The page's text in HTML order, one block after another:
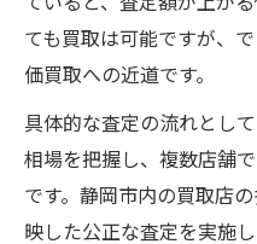
ても買取は可能ですが、
価買取への近道です。
具体的な査定の流れとし
相場を把握し、複数店舗
です。静岡市内の買取店
映した公正な査定を実施